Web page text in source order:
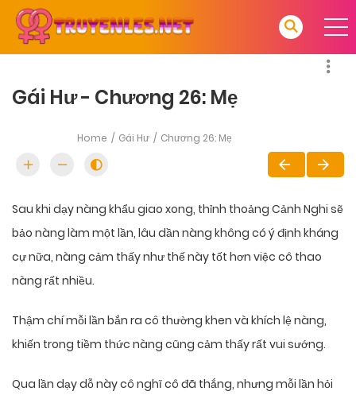
Gái Hư - Chương 26: Mẹ
Home Gái Hư Chương 26: Mẹ
Sau khi dạy nàng khẩu giao xong, thỉnh thoảng Cảnh Nghi sẽ
bảo nàng làm một lần, lâu dần nàng không có ý định kháng
cự nữa, nàng cảm thấy như thế này tốt hơn việc cô thao
nàng rất nhiều.
Thậm chí mỗi lần bắn ra cô thường khen và khích lệ nàng,
khiến trong tiềm thức nàng cũng cảm thấy rất vui sướng.
Qua lần dạy dỗ này cô nghĩ cô đã thắng, nhưng mỗi lần hỏi